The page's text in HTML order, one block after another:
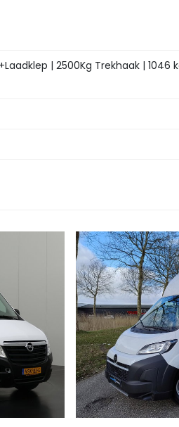
| 2500Kg Trekhaak | 1046